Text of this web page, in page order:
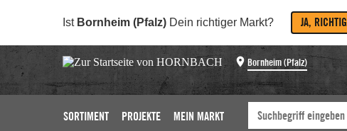
Ist Bornheim (Pfalz) Dein richtiger Markt? JA, RICHTIG
Bornheim (Pfalz)
SORTIMENT PROJEKTE MEIN MARKT